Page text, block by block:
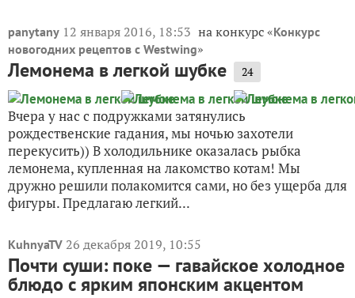
panytany 12 января 2016, 18:53 на конкурс «Конкурс
новогодних рецептов с Westwing»
Лемонема в легкой шубке 24
Вчера у нас с подружками затянулись
рождественские гадания, мы ночью захотели
перекусить)) В холодильнике оказалась рыбка
лемонема, купленная на лакомство котам! Мы
дружно решили полакомится сами, но без ущерба для
фигуры. Предлагаю легкий...
KuhnyaTV 26 декабря 2019, 10:55
Почти суши: поке — гавайское холодное
блюдо с ярким японским акцентом